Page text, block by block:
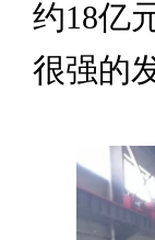
约18亿
很强的